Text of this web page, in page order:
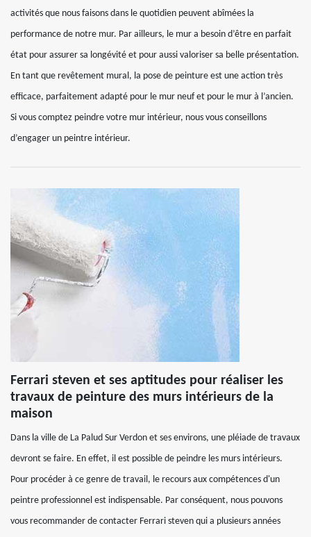
activités que nous faisons dans le quotidien peuvent abîmées la
performance de notre mur. Par ailleurs, le mur a besoin d’être en parfait
état pour assurer sa longévité et pour aussi valoriser sa belle présentation.
En tant que revêtement mural, la pose de peinture est une action très
efficace, parfaitement adapté pour le mur neuf et pour le mur à l’ancien.
Si vous comptez peindre votre mur intérieur, nous vous conseillons
d’engager un peintre intérieur.
Ferrari steven et ses aptitudes pour réaliser les
travaux de peinture des murs intérieurs de la
maison
Dans la ville de La Palud Sur Verdon et ses environs, une pléiade de travaux
devront se faire. En effet, il est possible de peindre les murs intérieurs.
Pour procéder à ce genre de travail, le recours aux compétences d'un
peintre professionnel est indispensable. Par conséquent, nous pouvons
vous recommander de contacter Ferrari steven qui a plusieurs années